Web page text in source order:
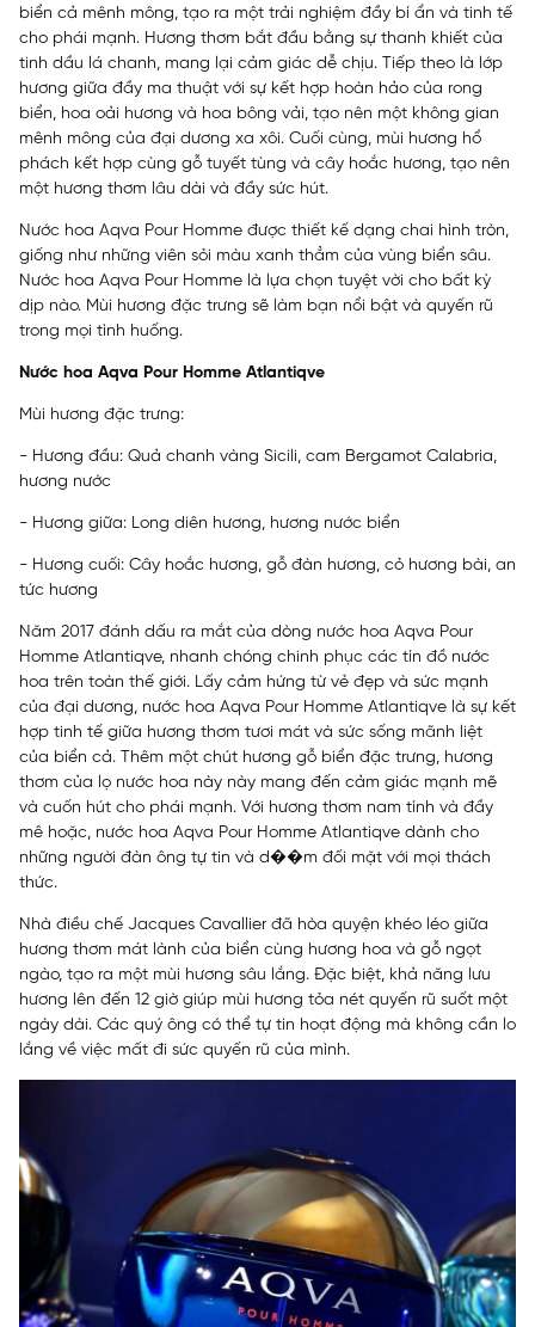
biển cả mênh mông, tạo ra một trải nghiệm đầy bí ẩn và tinh tế
cho phái mạnh. Hương thơm bắt đầu bằng sự thanh khiết của
tinh dầu lá chanh, mang lại cảm giác dễ chịu. Tiếp theo là lớp
hương giữa đầy ma thuật với sự kết hợp hoàn hảo của rong
biển, hoa oải hương và hoa bông vải, tạo nên một không gian
mênh mông của đại dương xa xôi. Cuối cùng, mùi hương hổ
phách kết hợp cùng gỗ tuyết tùng và cây hoắc hương, tạo nên
một hương thơm lâu dài và đầy sức hút.
Nước hoa Aqva Pour Homme được thiết kế dạng chai hình tròn,
giống như những viên sỏi màu xanh thẳm của vùng biển sâu.
Nước hoa Aqva Pour Homme là lựa chọn tuyệt vời cho bất kỳ
dịp nào. Mùi hương đặc trưng sẽ làm bạn nổi bật và quyến rũ
trong mọi tình huống.
Nước hoa Aqva Pour Homme Atlantiqve
Mùi hương đặc trưng:
- Hương đầu: Quả chanh vàng Sicili, cam Bergamot Calabria,
hương nước
- Hương giữa: Long diên hương, hương nước biển
- Hương cuối: Cây hoắc hương, gỗ đàn hương, cỏ hương bài, an
tức hương
Năm 2017 đánh dấu ra mắt của dòng nước hoa Aqva Pour
Homme Atlantiqve, nhanh chóng chinh phục các tín đồ nước
hoa trên toàn thế giới. Lấy cảm hứng từ vẻ đẹp và sức mạnh
của đại dương, nước hoa Aqva Pour Homme Atlantiqve là sự kết
hợp tinh tế giữa hương thơm tươi mát và sức sống mãnh liệt
của biển cả. Thêm một chút hương gỗ biển đặc trưng, hương
thơm của lọ nước hoa này này mang đến cảm giác mạnh mẽ
và cuốn hút cho phái mạnh. Với hương thơm nam tính và đầy
mê hoặc, nước hoa Aqva Pour Homme Atlantiqve dành cho
những người đàn ông tự tin và d��m đối mặt với mọi thách
thức.
Nhà điều chế Jacques Cavallier đã hòa quyện khéo léo giữa
hương thơm mát lành của biển cùng hương hoa và gỗ ngọt
ngào, tạo ra một mùi hương sâu lắng. Đặc biệt, khả năng lưu
hương lên đến 12 giờ giúp mùi hương tỏa nét quyến rũ suốt một
ngày dài. Các quý ông có thể tự tin hoạt động mà không cần lo
lắng về việc mất đi sức quyến rũ của mình.